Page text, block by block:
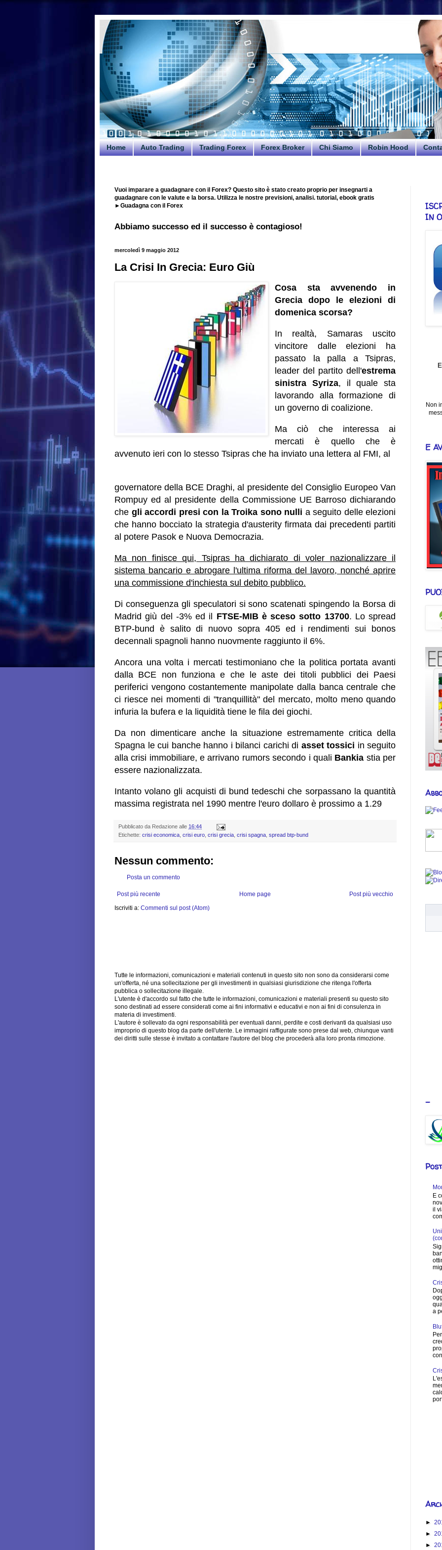
Home Auto Trading Trading Forex Forex Broker Chi Siamo Robin Hood
Vuoi imparare a guadagnare con il Forex? Questo sito è stato creato proprio per insegnarti a
guadagnare con le valute e la borsa. Utilizza le nostre previsioni, analisi. tutorial, ebook gratis
►Guadagna con il Forex
Abbiamo successo ed il successo è contagioso!
mercoledì 9 maggio 2012
La Crisi In Grecia: Euro Giù
Cosa sta avvenendo in
Grecia dopo le elezioni di
domenica scorsa?
In realtà, Samaras uscito
vincitore dalle elezioni ha
passato la palla a Tsipras,
leader del partito dell'estrema
sinistra Syriza, il quale sta
lavorando alla formazione di
un governo di coalizione.
Ma ciò che interessa ai
mercati è quello che è
avvenuto ieri con lo stesso Tsipras che ha inviato una lettera al FMI, al
governatore della BCE Draghi, al presidente del Consiglio Europeo Van
Rompuy ed al presidente della Commissione UE Barroso dichiarando
che gli accordi presi con la Troika sono nulli a seguito delle elezioni
che hanno bocciato la strategia d'austerity firmata dai precedenti partiti
al potere Pasok e Nuova Democrazia.
Ma non finisce qui, Tsipras ha dichiarato di voler nazionalizzare il
sistema bancario e abrogare l'ultima riforma del lavoro, nonché aprire
una commissione d'inchiesta sul debito pubblico.
Di conseguenza gli speculatori si sono scatenati spingendo la Borsa di
Madrid giù del -3% ed il FTSE-MIB è sceso sotto 13700. Lo spread
BTP-bund è salito di nuovo sopra 405 ed i rendimenti sui bonos
decennali spagnoli hanno nuovmente raggiunto il 6%.
Ancora una volta i mercati testimoniano che la politica portata avanti
dalla BCE non funziona e che le aste dei titoli pubblici dei Paesi
periferici vengono costantemente manipolate dalla banca centrale che
ci riesce nei momenti di "tranquillità" del mercato, molto meno quando
infuria la bufera e la liquidità tiene le fila dei giochi.
Da non dimenticare anche la situazione estremamente critica della
Spagna le cui banche hanno i bilanci carichi di asset tossici in seguito
alla crisi immobiliare, e arrivano rumors secondo i quali Bankia stia per
essere nazionalizzata.
Intanto volano gli acquisti di bund tedeschi che sorpassano la quantità
massima registrata nel 1990 mentre l'euro dollaro è prossimo a 1.29
Pubblicato da Redazione alle 16:44
Etichette: crisi economica, crisi euro, crisi grecia, crisi spagna, spread btp-bund
Nessun commento:
Posta un commento
Post più recente Post più vecchio
Home page
Iscriviti a: Commenti sul post (Atom)
Tutte le informazioni, comunicazioni e materiali contenuti in questo sito non sono da considerarsi come
un'offerta, né una sollecitazione per gli investimenti in qualsiasi giurisdizione che ritenga l'offerta
pubblica o sollecitazione illegale.
L'utente è d'accordo sul fatto che tutte le informazioni, comunicazioni e materiali presenti su questo sito
sono destinati ad essere considerati come ai fini informativi e educativi e non ai fini di consulenza in
materia di investimenti.
L'autore è sollevato da ogni responsabilità per eventuali danni, perdite e costi derivanti da qualsiasi uso
improprio di questo blog da parte dell'utente. Le immagini raffigurate sono prese dal web, chiunque vanti
dei diritti sulle stesse è invitato a contattare l'autore del blog che procederà alla loro pronta rimozione.
IN
Non
E
-
E
il
a
►
►
►